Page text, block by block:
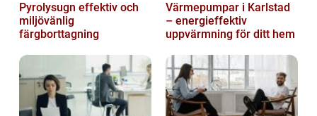
Pyrolysugn effektiv och
miljövänlig
färgborttagning
Värmepumpar i Karlstad
– energieffektiv
uppvärmning för ditt hem